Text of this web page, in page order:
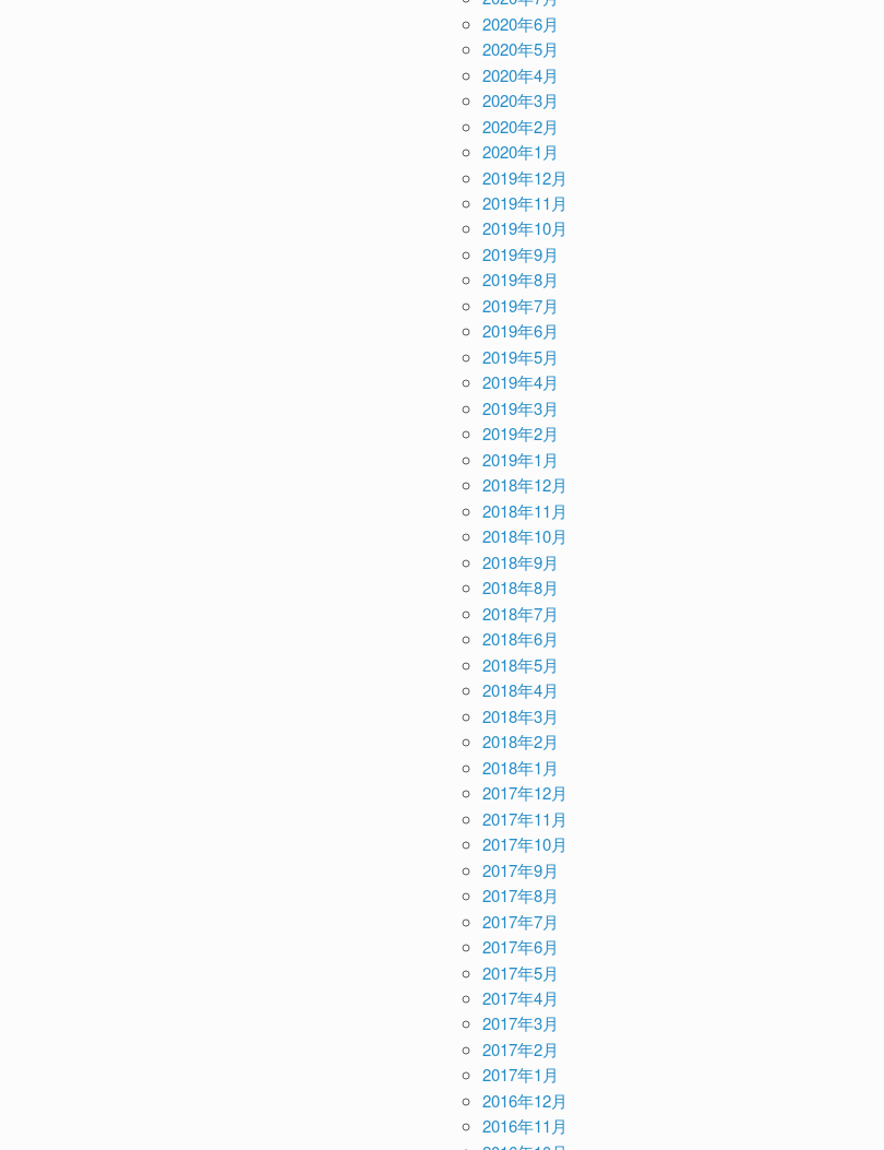
2020年6月
2020年5月
2020年4月
2020年3月
2020年2月
2020年1月
2019年12月
2019年11月
2019年10月
2019年9月
2019年8月
2019年7月
2019年6月
2019年5月
2019年4月
2019年3月
2019年2月
2019年1月
2018年12月
2018年11月
2018年10月
2018年9月
2018年8月
2018年7月
2018年6月
2018年5月
2018年4月
2018年3月
2018年2月
2018年1月
2017年12月
2017年11月
2017年10月
2017年9月
2017年8月
2017年7月
2017年6月
2017年5月
2017年4月
2017年3月
2017年2月
2017年1月
2016年12月
2016年11月